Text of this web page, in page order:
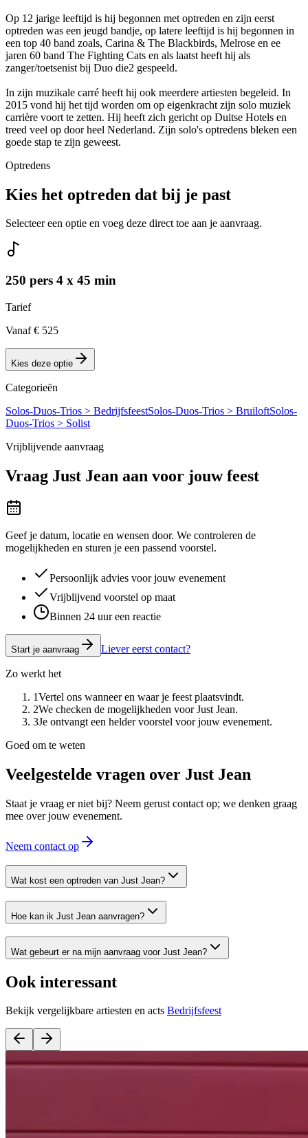
Op 12 jarige leeftijd is hij begonnen met optreden en zijn eerst
optreden was een jeugd bandje, op latere leeftijd is hij begonnen in
een top 40 band zoals, Carina & The Blackbirds, Melrose en ee
jaren 60 band The Fighting Cats en als laatst heeft hij als
zanger/toetsenist bij Duo die2 gespeeld.
In zijn muzikale carré heeft hij ook meerdere artiesten begeleid. In
2015 vond hij het tijd worden om op eigenkracht zijn solo muziek
carrière voort te zetten. Hij heeft zich gericht op Duitse Hotels en
treed veel op door heel Nederland. Zijn solo's optredens bleken een
goede stap te zijn geweest.
Optredens
Kies het optreden dat bij je past
Selecteer een optie en voeg deze direct toe aan je aanvraag.
250 pers 4 x 45 min
Tarief
Vanaf € 525
Kies deze optie
Categorieën
Solos-Duos-Trios > BedrijfsfeestSolos-Duos-Trios > BruiloftSolos-
Duos-Trios > Solist
Vrijblijvende aanvraag
Vraag Just Jean aan voor jouw feest
Geef je datum, locatie en wensen door. We controleren de
mogelijkheden en sturen je een passend voorstel.
Persoonlijk advies voor jouw evenement
Vrijblijvend voorstel op maat
Binnen 24 uur een reactie
Start je aanvraag Liever eerst contact?
Zo werkt het
1Vertel ons wanneer en waar je feest plaatsvindt.
2We checken de mogelijkheden voor Just Jean.
3Je ontvangt een helder voorstel voor jouw evenement.
Goed om te weten
Veelgestelde vragen over Just Jean
Staat je vraag er niet bij? Neem gerust contact op; we denken graag
mee over jouw evenement.
Neem contact op
Wat kost een optreden van Just Jean?
Hoe kan ik Just Jean aanvragen?
Wat gebeurt er na mijn aanvraag voor Just Jean?
Ook interessant
Bekijk vergelijkbare artiesten en acts Bedrijfsfeest